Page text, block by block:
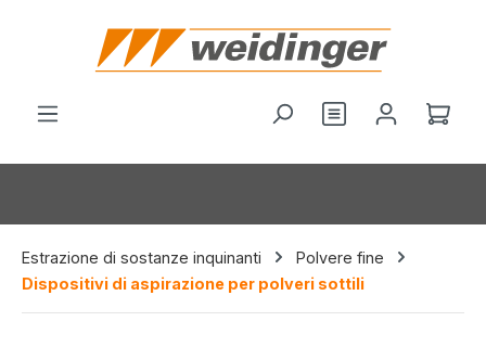
principale
Hai 0 articoliIl
Estrazione di sostanze inquinanti
Polvere fine
Dispositivi di aspirazione per polveri sottili